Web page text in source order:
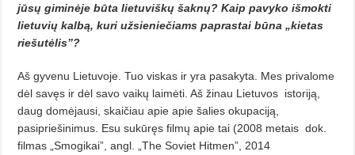
jūsų giminėje būta lietuviškų šaknų? Kaip pavyko išmokti
lietuvių kalbą, kuri užsieniečiams paprastai būna „kietas
riešutėlis”?
Aš gyvenu Lietuvoje. Tuo viskas ir yra pasakyta. Mes privalome
dėl savęs ir dėl savo vaikų laimėti. Aš žinau Lietu­vos istoriją,
daug domėjausi, skaičiau apie apie šalies okupaciją,
pasipriešinimus. Esu sukūręs filmų apie tai (2008 metais dok.
filmas „Smogikai”, angl. „The Soviet Hitmen”, 2014